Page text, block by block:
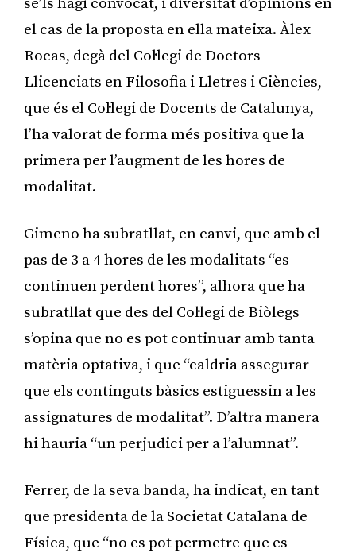
el cas de la proposta en ella mateixa. Àlex
Rocas, degà del Col·legi de Doctors
Llicenciats en Filosofia i Lletres i Ciències,
que és el Col·legi de Docents de Catalunya,
l’ha valorat de forma més positiva que la
primera per l’augment de les hores de
modalitat.
Gimeno ha subratllat, en canvi, que amb el
pas de 3 a 4 hores de les modalitats “es
continuen perdent hores”, alhora que ha
subratllat que des del Col·legi de Biòlegs
s’opina que no es pot continuar amb tanta
matèria optativa, i que “caldria assegurar
que els continguts bàsics estiguessin a les
assignatures de modalitat”. D’altra manera
hi hauria “un perjudici per a l’alumnat”.
Ferrer, de la seva banda, ha indicat, en tant
que presidenta de la Societat Catalana de
Física, que “no es pot permetre que es